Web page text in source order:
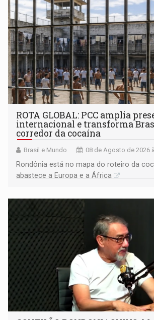
ROTA GLOBAL: PCC amplia
internacional e transforma
corredor da cocaína
Brasil e Mundo 08 de Agosto de 2026
Rondônia está no mapa do roteiro da
abastece a Europa e a África